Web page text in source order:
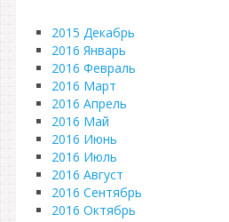
2015 Декабрь
2016 Январь
2016 Февраль
2016 Март
2016 Апрель
2016 Май
2016 Июнь
2016 Июль
2016 Август
2016 Сентябрь
2016 Октябрь